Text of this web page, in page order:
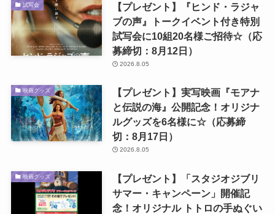
試写会
【プレゼント】『ヒンド・ラジャ
ブの声』トークイベント付き特別
試写会に10組20名様ご招待☆（応
募締切：8月12日）
2026.8.05
映画グッズ
【プレゼント】実写映画『モアナ
と伝説の海』公開記念！オリジナ
ルグッズを6名様に☆（応募締
切：8月17日）
2026.8.05
映画グッズ
【プレゼント】「スタジオジブリ
サマー・キャンペーン」開催記
念！オリジナル トトロの手ぬぐい